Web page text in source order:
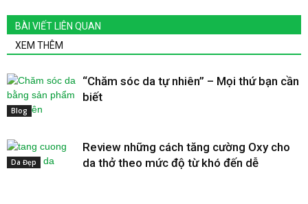
BÀI VIẾT LIÊN QUAN
XEM THÊM
Blog
“Chăm sóc da tự nhiên” – Mọi thứ bạn cần
biết
Da Đẹp
Review những cách tăng cường Oxy cho
da thở theo mức độ từ khó đến dễ